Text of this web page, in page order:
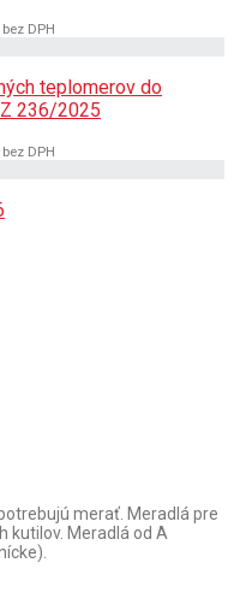
bez DPH
teplomerov do
236/2025
bez DPH
merať. Meradlá pre
kutilov. Meradlá od A